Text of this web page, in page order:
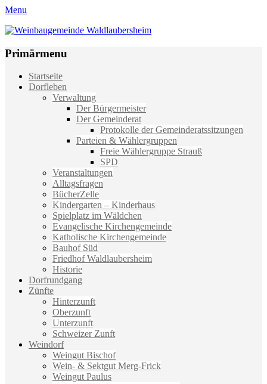
Menu
Weinbaugemeinde Waldlaubersheim
Primärmenu
Weiter
zum
Startseite
Dorfleben
Verwaltung
Der Bürgermeister
Der Gemeinderat
Protokolle der Gemeinderatssitzungen
Parteien & Wählergruppen
Freie Wählergruppe Strauß
SPD
Veranstaltungen
Alltagsfragen
BücherZelle
Kindergarten – Kinderhaus
Spielplatz im Wäldchen
Evangelische Kirchengemeinde
Katholische Kirchengemeinde
Bauhof Süd
Friedhof Waldlaubersheim
Historie
Dorfrundgang
Zünfte
Hinterzunft
Oberzunft
Unterzunft
Schweizer Zunft
Weindorf
Weingut Bischof
Wein- & Sektgut Merg-Frick
Weingut Paulus